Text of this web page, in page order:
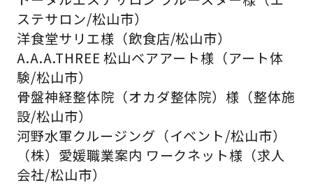
ステサロン/松山市）
洋食堂サリエ様（飲食店/松山市）
A.A.A.THREE 松山ベアアート様（アート体
験/松山市）
骨盤神経整体院（オカダ整体院）様（整体施
設/松山市）
河野水軍クルージング（イベント/松山市）
（株）愛媛職業案内 ワークネット様（求人
会社/松山市）